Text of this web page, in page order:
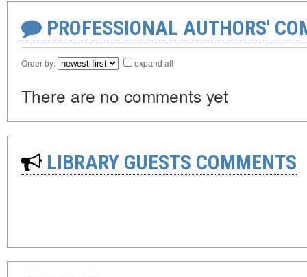
PROFESSIONAL AUTHORS'
Order by: expand all
There are no comments yet
LIBRARY GUESTS COMMENTS